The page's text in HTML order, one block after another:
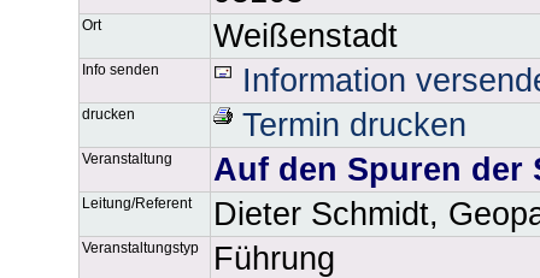
Ort Weißenstadt
Info senden Information
drucken Termin drucken
Veranstaltung Auf den Spuren der
Leitung/Referent Dieter Schmidt,
Veranstaltungstyp Führung